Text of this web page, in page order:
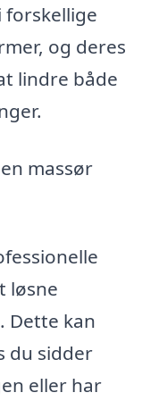
forskellige
og deres
lindre både
massør
løsne
Dette kan
du sidder
eller har